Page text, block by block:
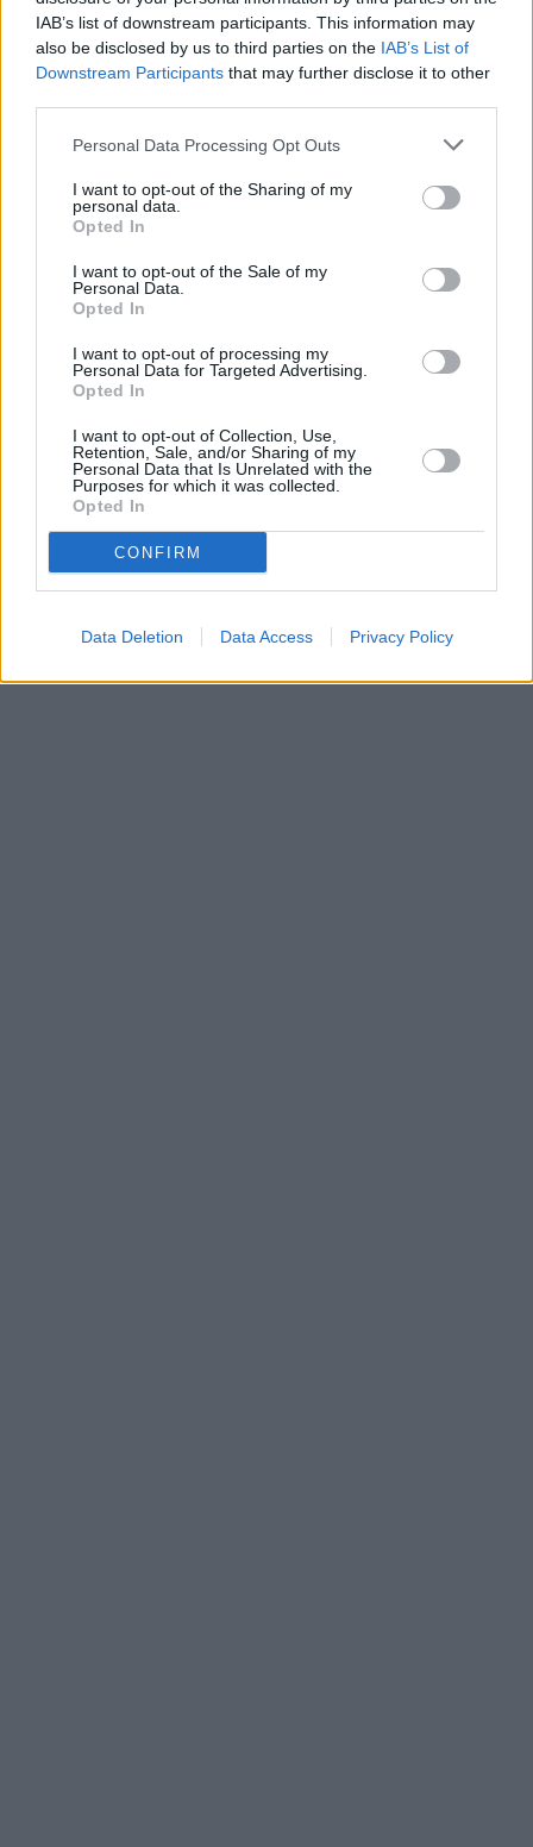
IAB’s list of downstream participants. This information may
also be disclosed by us to third parties on the IAB’s List of
Downstream Participants that may further disclose it to other
Personal Data Processing Opt Outs
I want to opt-out of the Sharing of my
personal data.
Opted In
I want to opt-out of the Sale of my
Personal Data.
Opted In
I want to opt-out of processing my
Personal Data for Targeted Advertising.
Opted In
I want to opt-out of Collection, Use,
Retention, Sale, and/or Sharing of my
Personal Data that Is Unrelated with the
Purposes for which it was collected.
Opted In
CONFIRM
Data Deletion Data Access Privacy Policy